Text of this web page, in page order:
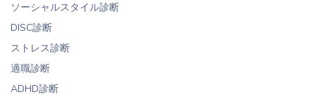
ソーシャルスタイル診断
DISC診断
ストレス診断
適職診断
ADHD診断